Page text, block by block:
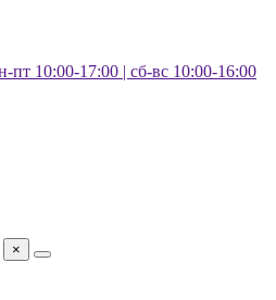
10:00-17:00 | сб-вс 10:00-16:00
×